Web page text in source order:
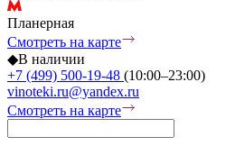
Планерная
Смотреть на карте
◆В наличии
+7 (499) 500-19-48 (10:00–23:00)
vinoteki.ru@yandex.ru
Смотреть на карте